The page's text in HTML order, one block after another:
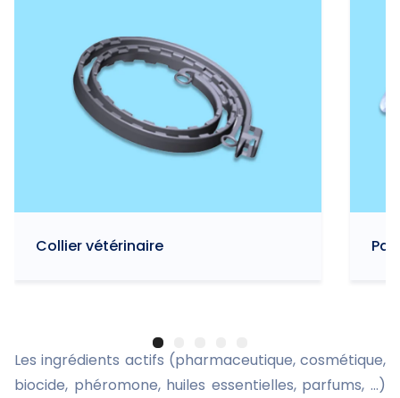
Collier vétérinaire
Les ingrédients actifs (pharmaceutique, cosmétique,
biocide, phéromone, huiles essentielles, parfums, …)